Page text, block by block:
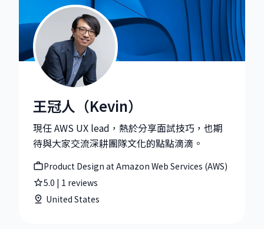
王冠人（Kevin）|Product Design at Amazon Web
王冠人（Kevin）
現任 AWS UX lead，熱於分享面試技巧，也期
待與大家交流深耕團隊文化的點點滴滴。
Product Design at Amazon Web Services (AWS)
5.0 | 1 reviews
United States